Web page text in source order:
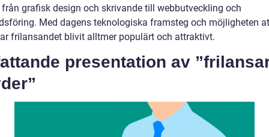
från grafisk design och skrivande till webbutveckling och
Med dagens teknologiska framsteg och möjligheten
frilansandet blivit alltmer populärt och attraktivt.
presentation av